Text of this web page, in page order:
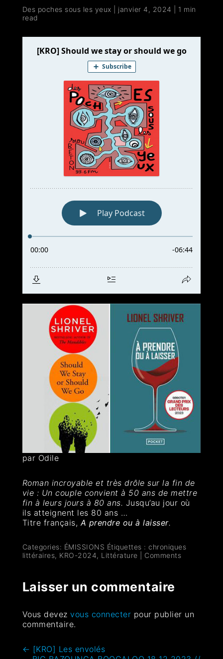
Des poches sous les yeux janvier 4, 2024
1 min
read
par Odile
Roman incroyable et très drôle sur la fin de
vie : Un couple convient à 50 ans de mettre
fin à leurs jours à 80 ans. Jusqu’au jour où
ils atteignent les 80 ans …
Titre français, A prendre ou à laisser.
Categories: ÉMISSIONS Étiquettes :chroniques
littéraires, KRO-2024, Littérature Comments
Laisser un commentaire
Vous devezvous connecter pour publier un
commentaire.
← [KRO] Les envolés